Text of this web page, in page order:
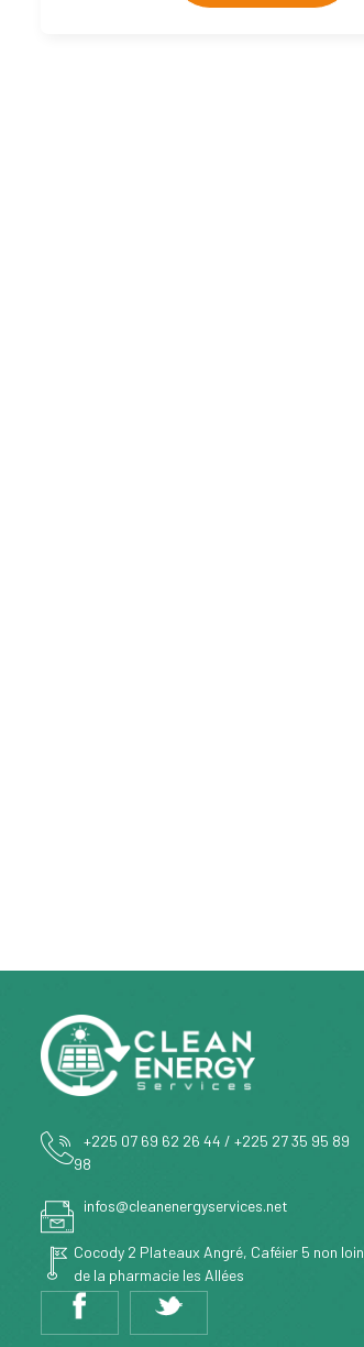
+225 07 69 62 26 44 / +225 27 35 95 89
98
infos@cleanenergyservices.net
Cocody 2 Plateaux Angré, Caféier 5 non loin
de la pharmacie les Allées